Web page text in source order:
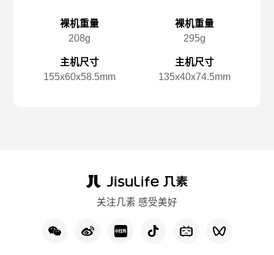
裸机重量
208g
主机尺寸
155x️60x️58.5mm
裸机重量
295g
主机尺寸
135x️40x️74.5mm
关注几素 感受美好